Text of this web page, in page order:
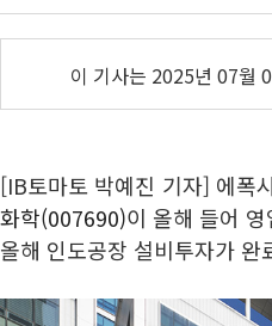
이 기사는 2025년 07월
[IB토마토 박예진 기자] 에폭
화학(007690)이 올해 들어
올해 인도공장 설비투자가